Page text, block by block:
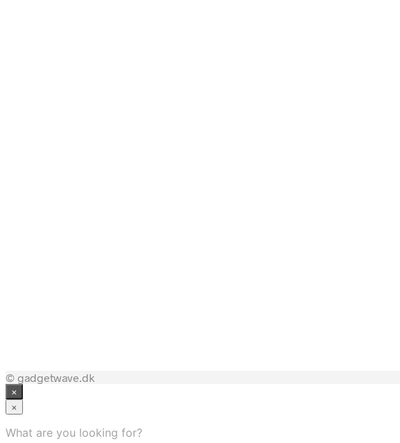
© gadgetwave.dk
×
×
What are you looking for?